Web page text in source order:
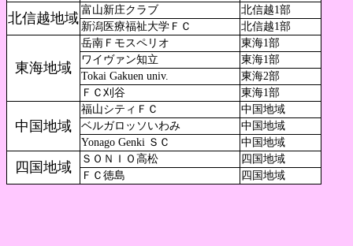
北信越地域
富山新庄クラブ
北信越1部
新潟医療福祉大学ＦＣ
北信越1部
東海地域
岳南Ｆモスペリオ
東海1部
ワイヴァン知立
東海1部
Tokai Gakuen univ.
東海2部
ＦＣ刈谷
東海1部
中国地域
福山シティＦＣ
中国地域
ベルガロッソいわみ
中国地域
Yonago Genki ＳＣ
中国地域
四国地域
ＳＯＮＩＯ高松
四国地域
ＦＣ徳島
四国地域